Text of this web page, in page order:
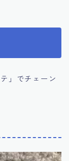
」でチェーン